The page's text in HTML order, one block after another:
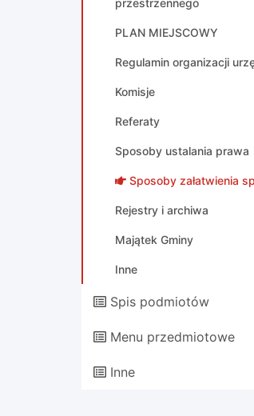
przestrzennego
PLAN MIEJSCOWY
Regulamin organizacji
Komisje
Referaty
Sposoby ustalania prawa
Sposoby załatwienia
Rejestry i archiwa
Majątek Gminy
Inne
Spis podmiotów
Menu przedmiotowe
Inne